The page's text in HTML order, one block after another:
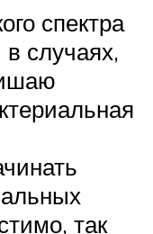
спектра
случаях,
так